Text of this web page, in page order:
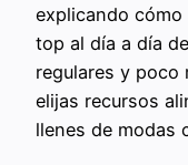
explicando
top al día a día
regulares y poco
elijas recursos
llenes de modas